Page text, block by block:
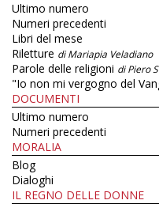
Ultimo numero
Numeri precedenti
Libri del mese
Riletture di Mariapia Veladiano
Parole delle religioni di Piero
"Io non mi vergogno del
DOCUMENTI
Ultimo numero
Numeri precedenti
MORALIA
Blog
Dialoghi
IL REGNO DELLE DONNE